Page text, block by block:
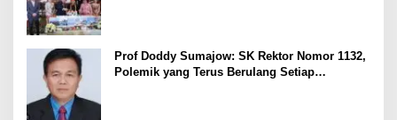
Prof Doddy Sumajow: SK Rektor Nomor 1132,
Polemik yang Terus Berulang Setiap